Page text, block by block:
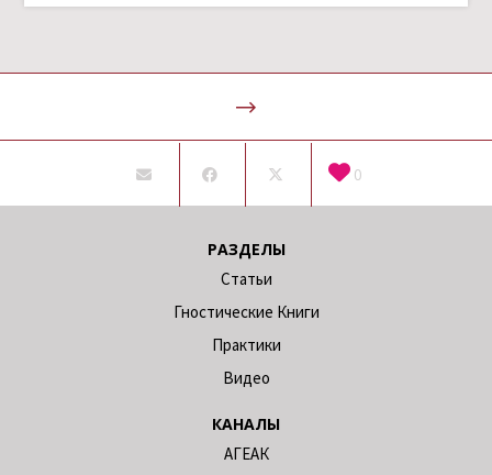
0
РАЗДЕЛЫ
Статьи
Гностические Книги
Практики
Видео
КАНАЛЫ
АГЕАК